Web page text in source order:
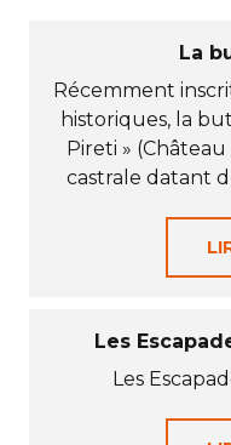
La
Récemment
historiques, la
Pireti »
castrale datant
Les
Les